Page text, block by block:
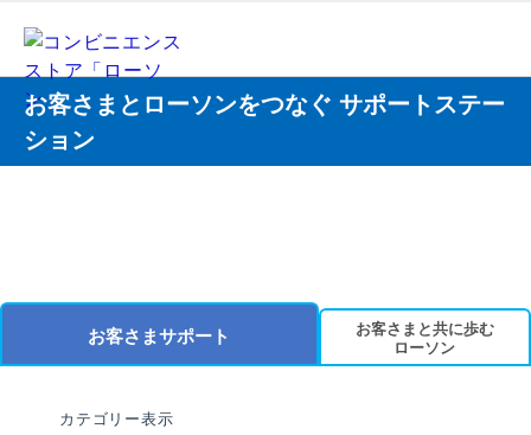
お客さまとローソンをつなぐ サポートステー
ション
お客さまサポート
お客さまと共に歩む
ローソン
カテゴリー表示